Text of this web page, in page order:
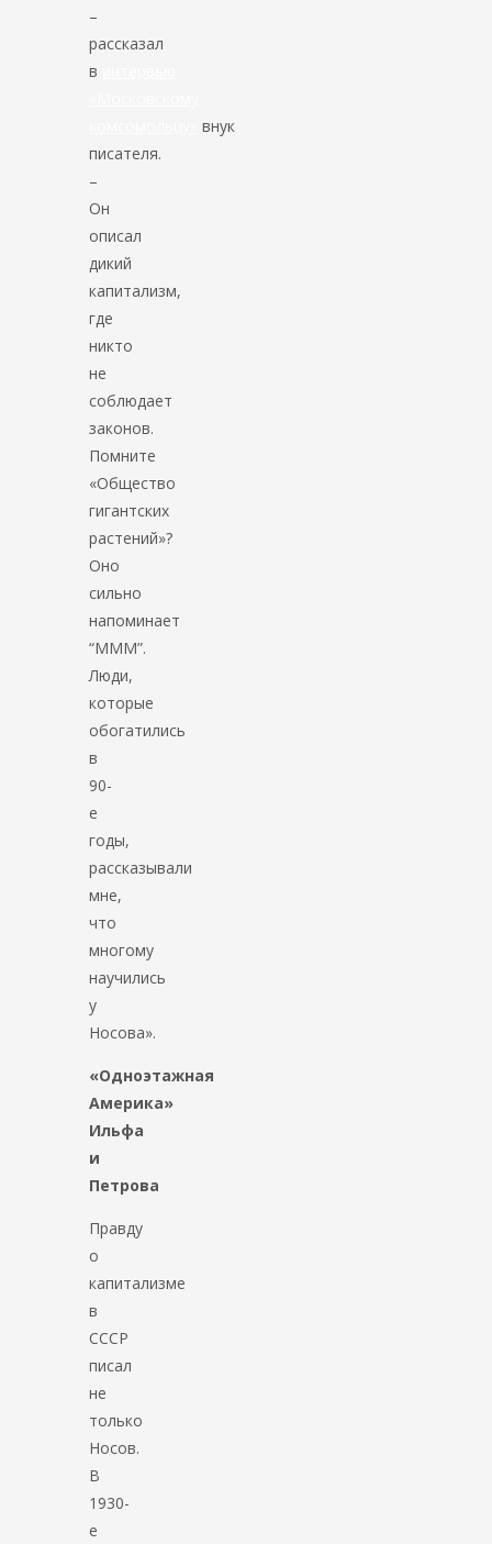
–
рассказал
в
внук
писателя.
–
Он
описал
дикий
капитализм,
где
никто
не
соблюдает
законов.
Помните
«Общество
гигантских
растений»?
Оно
сильно
напоминает
“МММ”.
Люди,
которые
обогатились
в
90-
е
годы,
рассказывали
мне,
что
многому
научились
у
Носова».
«Одноэтажная
Америка»
Ильфа
и
Петрова
Правду
о
капитализме
в
СССР
писал
не
только
Носов.
В
1930-
е